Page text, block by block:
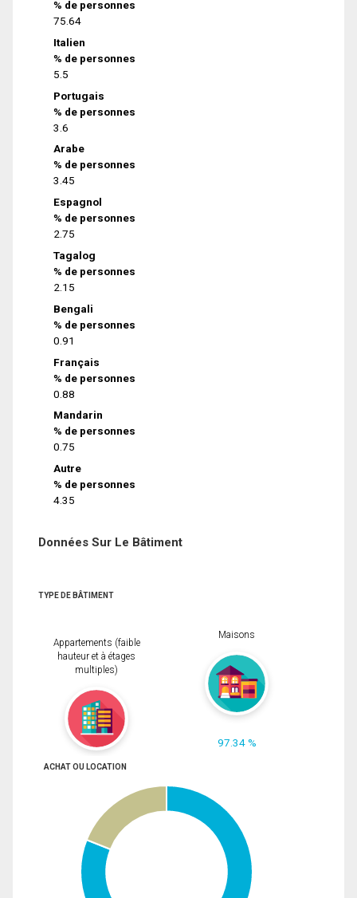
% de personnes
75.64
Italien
% de personnes
5.5
Portugais
% de personnes
3.6
Arabe
% de personnes
3.45
Espagnol
% de personnes
2.75
Tagalog
% de personnes
2.15
Bengali
% de personnes
0.91
Français
% de personnes
0.88
Mandarin
% de personnes
0.75
Autre
% de personnes
4.35
Données Sur Le Bâtiment
TYPE DE BÂTIMENT
Appartements (faible
hauteur et à étages
multiples)
Maisons
97.34 %
ACHAT OU LOCATION